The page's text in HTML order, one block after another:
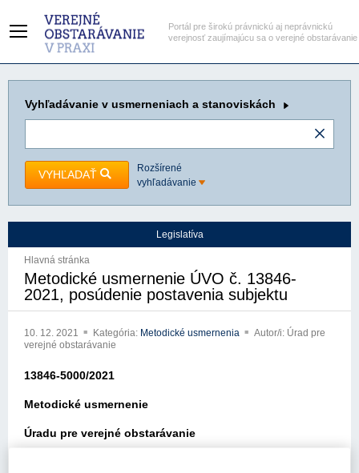
Portál pre širokú právnickú aj neprávnickú
verejnosť zaujímajúcu sa o verejné obstarávanie
Vyhľadávanie v usmerneniach a stanoviskách
VYHĽADAŤ
Rozšírené
vyhľadávanie
Legislatíva
Hlavná stránka
Metodické usmernenie ÚVO č. 13846-
2021, posúdenie postavenia subjektu
10. 12. 2021 Kategória: Metodické usmernenia
Autor/i: Úrad pre
verejné obstarávanie
13846-5000/2021
Metodické usmernenie
Úradu pre verejné obstarávanie